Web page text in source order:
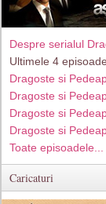
Despre serialul
Ultimele 4 episoade
Dragoste si
Dragoste si
Dragoste si
Dragoste si
Toate episoadele...
Caricaturi